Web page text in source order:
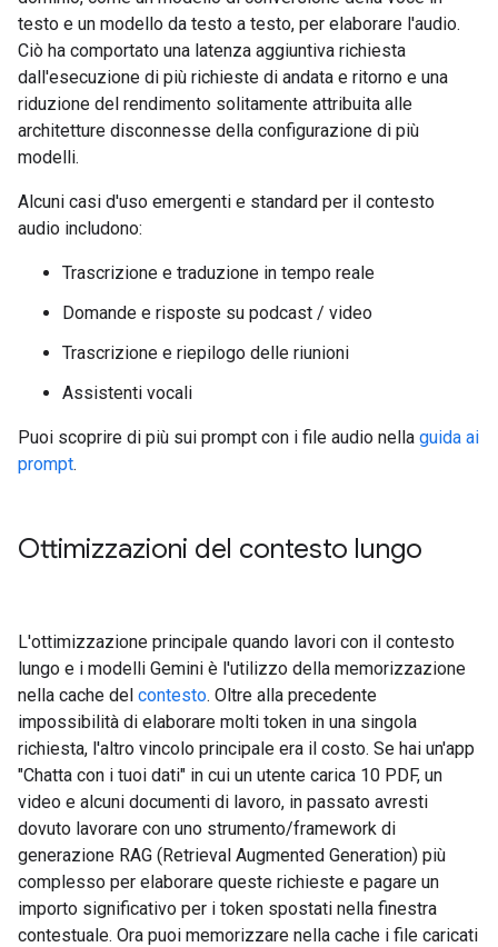
testo e un modello da testo a testo, per elaborare l'audio.
Ciò ha comportato una latenza aggiuntiva richiesta
dall'esecuzione di più richieste di andata e ritorno e una
riduzione del rendimento solitamente attribuita alle
architetture disconnesse della configurazione di più
modelli.
Alcuni casi d'uso emergenti e standard per il contesto
audio includono:
Trascrizione e traduzione in tempo reale
Domande e risposte su podcast / video
Trascrizione e riepilogo delle riunioni
Assistenti vocali
Puoi scoprire di più sui prompt con i file audio nella guida ai
prompt.
Ottimizzazioni del contesto lungo
L'ottimizzazione principale quando lavori con il contesto
lungo e i modelli Gemini è l'utilizzo della memorizzazione
nella cache del contesto. Oltre alla precedente
impossibilità di elaborare molti token in una singola
richiesta, l'altro vincolo principale era il costo. Se hai un'app
"Chatta con i tuoi dati" in cui un utente carica 10 PDF, un
video e alcuni documenti di lavoro, in passato avresti
dovuto lavorare con uno strumento/framework di
generazione RAG (Retrieval Augmented Generation) più
complesso per elaborare queste richieste e pagare un
importo significativo per i token spostati nella finestra
contestuale. Ora puoi memorizzare nella cache i file caricati